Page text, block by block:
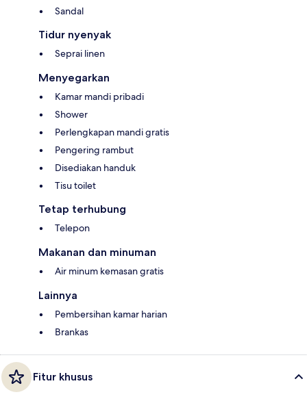
Sandal
Tidur nyenyak
Seprai linen
Menyegarkan
Kamar mandi pribadi
Shower
Perlengkapan mandi gratis
Pengering rambut
Disediakan handuk
Tisu toilet
Tetap terhubung
Telepon
Makanan dan minuman
Air minum kemasan gratis
Lainnya
Pembersihan kamar harian
Brankas
Fitur khusus